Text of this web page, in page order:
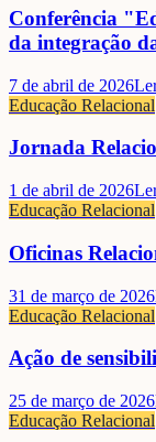
Conferência
da integração
7 de abril de 2026
Educação Relacional
Jornada
1 de abril de 2026
Educação Relacional
Oficinas
31 de março de 2026
Educação Relacional
Ação de
25 de março de 2026
Educação Relacional